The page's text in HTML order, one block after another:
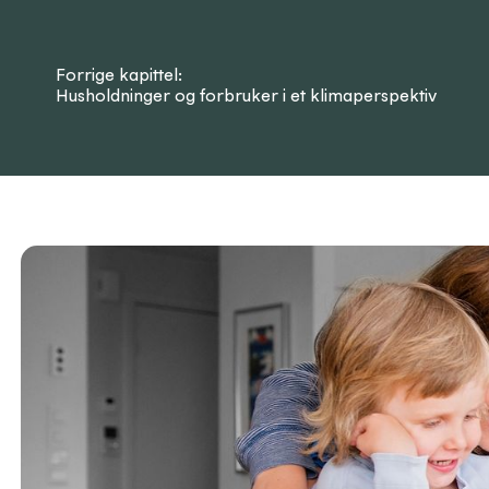
Forrige kapittel:
Husholdninger og forbruker i et klimaperspektiv